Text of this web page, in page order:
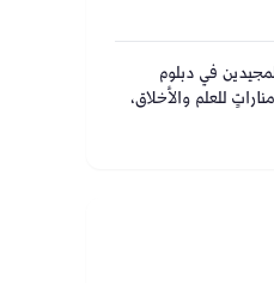
في دبلوم
للعلم والأخلاق،
عُمان